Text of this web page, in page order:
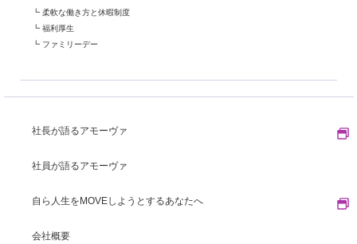
┗ 柔軟な働き方と休暇制度
┗ 福利厚生
┗ ファミリーデー
社長が語るアモーヴァ
社員が語るアモーヴァ
自ら人生をMOVEしようとするあなたへ
会社概要